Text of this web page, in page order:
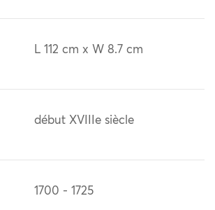
L 112 cm x W 8.7 cm
début XVIIIe siècle
1700 - 1725